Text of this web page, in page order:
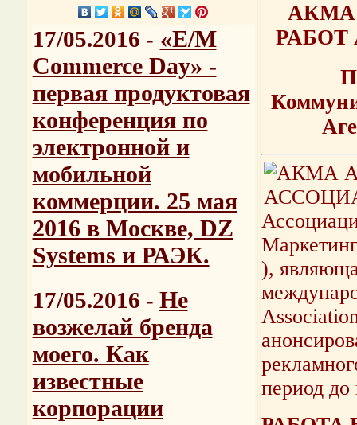
17/05.2016 - «E/M
Commerce Day» -
первая продуктовая
конференция по
электронной и
мобильной
коммерции. 25 мая
2016 в Москве, DZ
Systems и РАЭК.
17/05.2016 - Не
возжелай бренда
моего. Как
известные
корпорации
РАБОТ
),
период до